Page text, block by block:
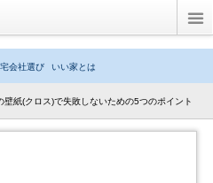
会社選び いい家とは
壁紙(クロス)で失敗しないための5つのポイント